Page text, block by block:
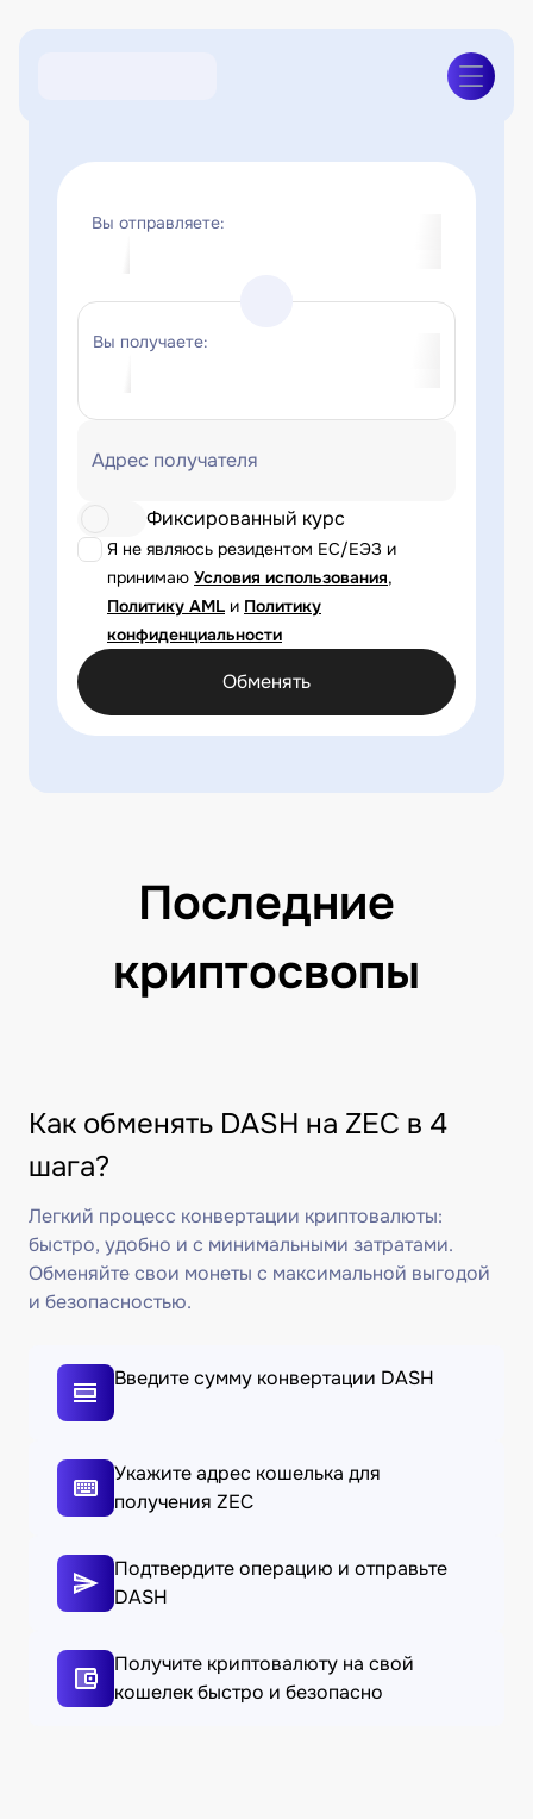
Вы отправляете:
Вы получаете:
Адрес получателя
Я не являюсь резидентом ЕС/ЕЭЗ и
принимаю Условия использования,
Политику AML и Политику
конфиденциальности
Фиксированный курс
Обменять
Последние
криптосвопы
Как обменять DASH на ZEC в 4
шага?
Легкий процесс конвертации криптовалюты:
быстро, удобно и с минимальными затратами.
Обменяйте свои монеты с максимальной выгодой
и безопасностью.
Введите сумму конвертации DASH
Укажите адрес кошелька для
получения ZEC
Подтвердите операцию и отправьте
DASH
Получите криптовалюту на свой
кошелек быстро и безопасно